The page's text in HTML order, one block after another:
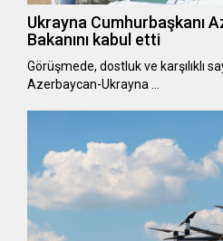
Ukrayna Cumhurbaşkanı
Bakanını kabul etti
Görüşmede, dostluk ve karşılıklı
Azerbaycan-Ukrayna …